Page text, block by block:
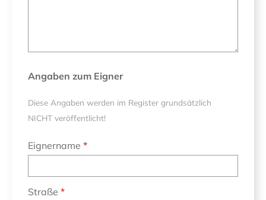
Angaben zum Eigner
Diese Angaben werden im Register grundsätzlich
NICHT veröffentlicht!
Eignername
Straße